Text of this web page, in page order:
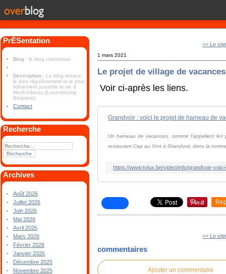
PrÉSentation
Blog : le blog chestrolais
Description : Le blog retrace
le plus régulièrement et le plus
fidèlement possible la vie à
Neufchâteau (Luxembourg-
Belgique).
Contact
Recherche
Archives
Août 2026
Juillet 2026
Juin 2026
Mai 2026
Avril 2026
Mars 2026
Février 2026
Janvier 2026
Décembre 2025
Novembre 2025
<< Le
1 mars 2021
Le projet de village de vacances
Voir ci-après les liens.
Grandvoir : voici le projet de hameau de
Un hameau de vacances, comme l'appellent
restaurant Cap au Vert à Grandvoir, dans la
https://www.tvlux.be/video/info/grandvoir-
<< Le
commentaires
Ajouter un commentaire